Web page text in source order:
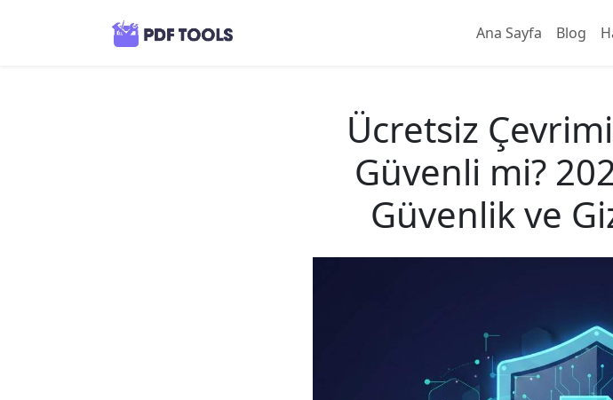
Ana Sayfa Blog
Ücretsiz
Güvenli mi?
Güvenlik ve